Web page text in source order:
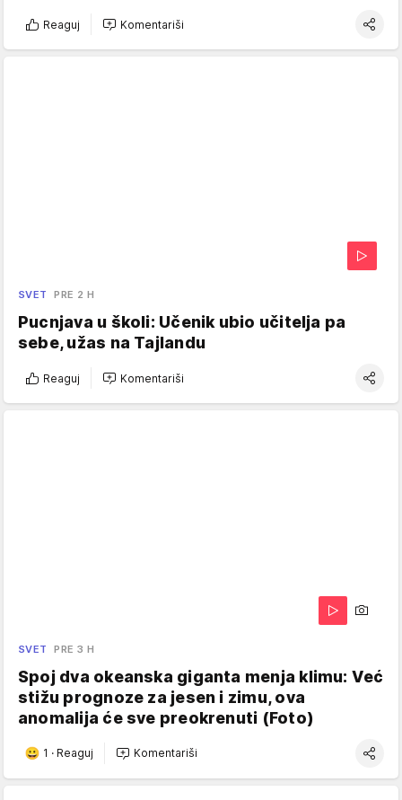
Reaguj Komentariši
SVET PRE 2 H
Pucnjava u školi: Učenik ubio učitelja pa
sebe, užas na Tajlandu
Reaguj Komentariši
SVET PRE 3 H
Spoj dva okeanska giganta menja klimu: Već
stižu prognoze za jesen i zimu, ova
anomalija će sve preokrenuti (Foto)
1 · Reaguj Komentariši